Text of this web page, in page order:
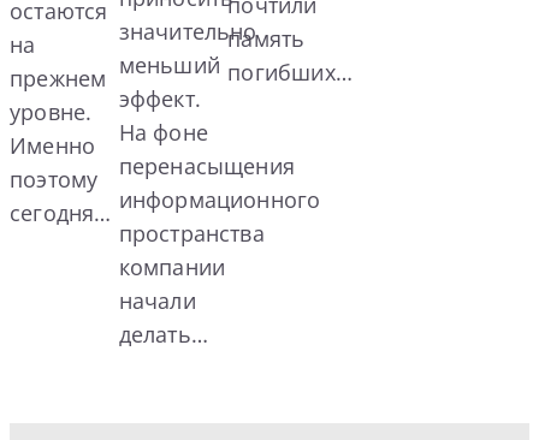
остаются
на
прежнем
уровне.
Именно
поэтому
сегодня…
значительно
меньший
эффект.
На фоне
перенасыщения
информационного
пространства
компании
начали
делать…
память
погибших…